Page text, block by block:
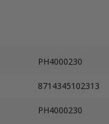
PH4000230
8714345102313
PH4000230